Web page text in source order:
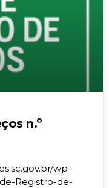
n.º
wp-
Registro-de-